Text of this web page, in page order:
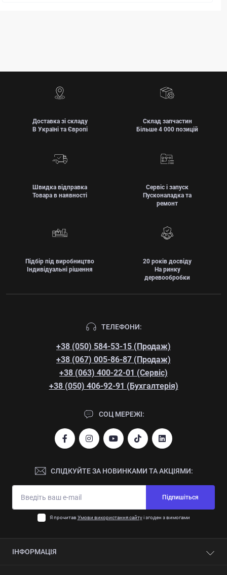
Доставка зі складу
В Україні та Європі
Склад запчастин
Більше 4 000 позицій
Швидка відправка
Товара в наявності
Сервіс і запуск
Пусконаладка та
ремонт
Підбір під виробництво
Індивідуальні рішення
20 років досвіду
На ринку
деревообробки
ТЕЛЕФОНИ:
+38 (050) 584-53-15 (Продаж)
+38 (067) 005-86-87 (Продаж)
+38 (063) 400-22-01 (Сервіс)
+38 (050) 406-92-91 (Бухгалтерія)
СОЦ МЕРЕЖІ:
СЛІДКУЙТЕ ЗА НОВИНКАМИ ТА АКЦІЯМИ:
Підпишіться
Я прочитавУмови використання сайтуі згоден з вимогами
ІНФОРМАЦІЯ